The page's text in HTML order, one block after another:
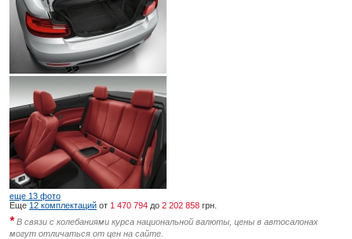
еще 13 фото
Еще 12 комплектаций от 1 470 794 до 2 202 858 грн.
*В связи с колебаниями курса национальной валюты, цены в автосалонах
могут отличаться от цен на сайте.